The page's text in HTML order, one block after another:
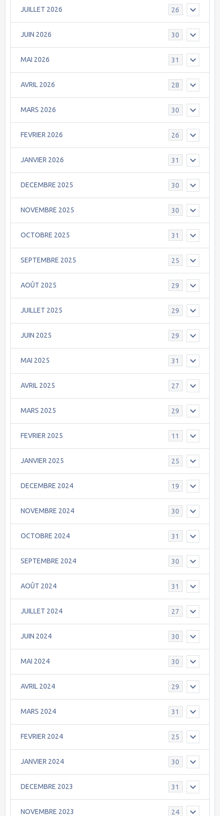
JUILLET 2026 26
JUIN 2026 30
MAI 2026 31
AVRIL 2026 28
MARS 2026 30
FEVRIER 2026 26
JANVIER 2026 31
DECEMBRE 2025 30
NOVEMBRE 2025 30
OCTOBRE 2025 31
SEPTEMBRE 2025 25
AOÛT 2025 29
JUILLET 2025 29
JUIN 2025 29
MAI 2025 31
AVRIL 2025 27
MARS 2025 29
FEVRIER 2025 11
JANVIER 2025 25
DECEMBRE 2024 19
NOVEMBRE 2024 30
OCTOBRE 2024 31
SEPTEMBRE 2024 30
AOÛT 2024 31
JUILLET 2024 27
JUIN 2024 30
MAI 2024 30
AVRIL 2024 29
MARS 2024 31
FEVRIER 2024 25
JANVIER 2024 30
DECEMBRE 2023 31
NOVEMBRE 2023 24